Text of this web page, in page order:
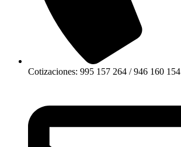
Cotizaciones: 995 157 264 / 946 160 154